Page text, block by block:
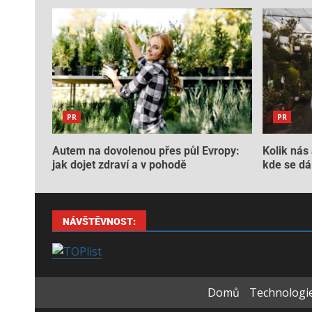
PR
Autem na dovolenou přes půl Evropy:
jak dojet zdraví a v pohodě
PR
Kolik nás
kde se
NÁVŠTĚVNOST:
Domů